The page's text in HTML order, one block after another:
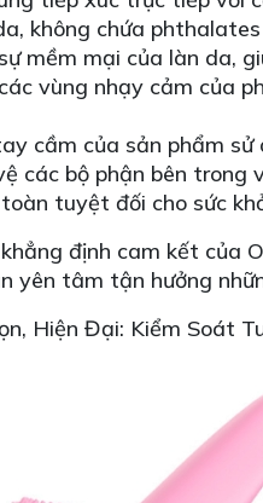
không chứa
mềm mại của làn da,
vùng nhạy cảm của
cầm của sản phẩm
các bộ phận bên
tuyệt đối cho sức
định cam kết của
yên tâm tận hưởng
Hiện Đại: Kiểm Soát